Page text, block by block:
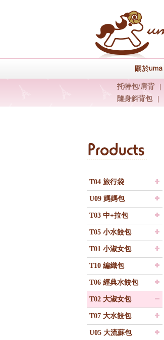
托特包/肩背
隨身斜背包
T04 旅行袋
U09 媽媽包
T03 中+拉包
T05 小水餃包
T01 小淑女包
T10 編織包
T06 經典水餃包
T02 大淑女包
T07 大水餃包
U05 大流蘇包